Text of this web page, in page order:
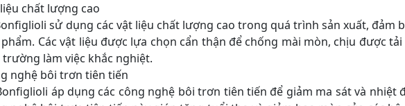
chất lượng cao
sử dụng các vật liệu chất lượng cao trong quá trình sản xuất, đảm
Các vật liệu được lựa chọn cẩn thận để chống mài mòn, chịu được
trường làm việc khắc nghiệt.
nghệ bôi trơn tiên tiến
áp dụng các công nghệ bôi trơn tiên tiến để giảm ma sát và nhiệt